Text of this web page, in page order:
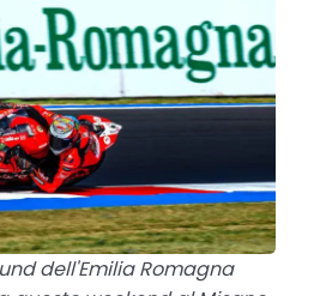
dell'Emilia Romagna